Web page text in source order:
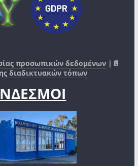
προσωπικών δεδομένων |📄
διαδικτυακών τόπων